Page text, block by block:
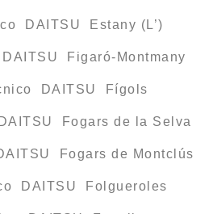
DAITSU Estany (L’)
Figaró-Montmany
DAITSU Fígols
Fogars de la Selva
Fogars de Montclús
DAITSU Folgueroles